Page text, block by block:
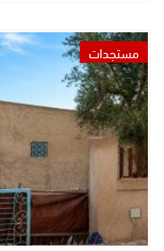
مستجدات